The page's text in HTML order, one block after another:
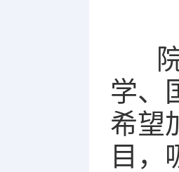
院
学、
希望
目，